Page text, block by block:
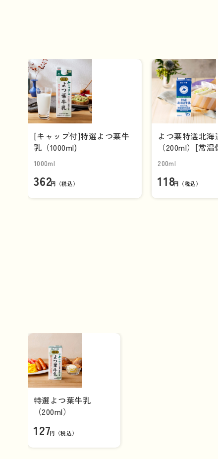
[キャップ付]特選よつ葉牛
乳（1000ml)
1000ml
362円（税込）
よつ葉特選北海
（200ml）[常温
【単品】
200ml
118円（税込）
特選よつ葉牛乳
（200ml）
127円（税込）